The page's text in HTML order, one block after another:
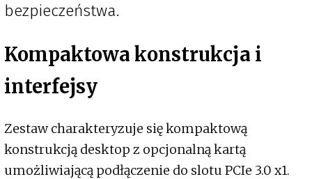
bezpieczeństwa.
Kompaktowa konstrukcja i
interfejsy
Zestaw charakteryzuje się kompaktową
konstrukcją desktop z opcjonalną kartą
umożliwiającą podłączenie do slotu PCIe 3.0 x1.